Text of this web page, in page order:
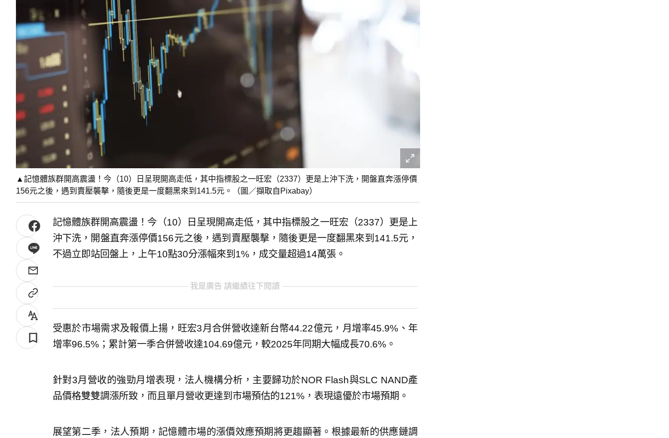
▲記憶體族群開高震盪！今（10）日呈現開高走低，其中指標股之一旺宏（2337）更是上沖下洗，開盤直奔漲停價
156元之後，遇到賣壓襲擊，隨後更是一度翻黑來到141.5元。（圖／擷取自Pixabay）
記憶體族群開高震盪！今（10）日呈現開高走低，其中指標股之一旺宏（2337）更是上
沖下洗，開盤直奔漲停價156元之後，遇到賣壓襲擊，隨後更是一度翻黑來到141.5元，
不過立即站回盤上，上午10點30分漲幅來到1%，成交量超過14萬張。
我是廣告 請繼續往下閱讀
受惠於市場需求及報價上揚，旺宏3月合併營收達新台幣44.22億元，月增率45.9%、年
增率96.5%；累計第一季合併營收達104.69億元，較2025年同期大幅成長70.6%。
針對3月營收的強勁月增表現，法人機構分析，主要歸功於NOR Flash與SLC NAND產
品價格雙雙調漲所致，而且單月營收更達到市場預估的121%，表現遠優於市場預期。
展望第二季，法人預期，記憶體市場的漲價效應預期將更趨顯著。根據最新的供應鏈調